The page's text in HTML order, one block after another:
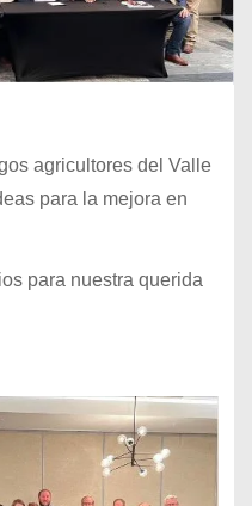
agricultores del Valle
para la mejora en
para nuestra querida